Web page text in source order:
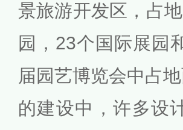
景旅游开发区，占
园，23个国际展园
届园艺博览会中占
的建设中，许多设